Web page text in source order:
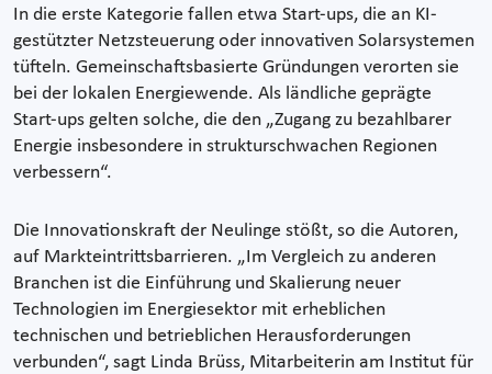
In die erste Kategorie fallen etwa Start-ups, die an KI-
gestützter Netzsteuerung oder innovativen Solarsystemen
tüfteln. Gemeinschaftsbasierte Gründungen verorten sie
bei der lokalen Energiewende. Als ländliche geprägte
Start-ups gelten solche, die den „Zugang zu bezahlbarer
Energie insbesondere in strukturschwachen Regionen
verbessern“.
Die Innovationskraft der Neulinge stößt, so die Autoren,
auf Markteintrittsbarrieren. „Im Vergleich zu anderen
Branchen ist die Einführung und Skalierung neuer
Technologien im Energiesektor mit erheblichen
technischen und betrieblichen Herausforderungen
verbunden“, sagt Linda Brüss, Mitarbeiterin am Institut für